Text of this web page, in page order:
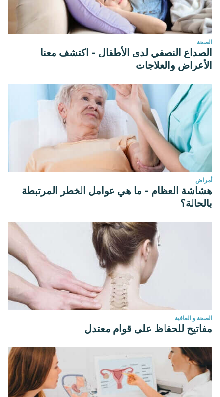
الصحة
الصداع النصفي لدى الأطفال - اكتشف معنا
الأعراض والعلاجات
أمراض
هشاشة العظام - ما هي عوامل الخطر المرتبطة
بالحالة؟
الصحة و العافية
مفاتيح للحفاظ على قوام معتدل